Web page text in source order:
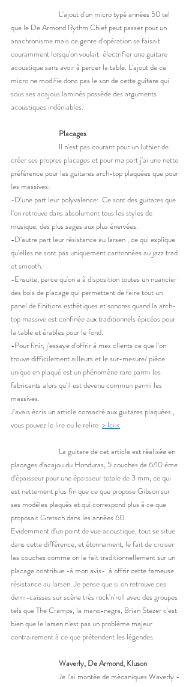
que le De Armond Rythm Chief peut passer pour un
anachronisme mais ce genre d'opération se faisait
couramment lorsqu'on voulait  électrifier une guitare
acoustique sans avoir à percer la table. L'ajout de ce
micro ne modifie donc pas le son de cette guitare qui
sous ses acajous laminés possède des arguments
acoustiques indéniables.
	Placages
créer ses propres placages et pour ma part j'ai une nette
préférence pour les guitares arch-top plaquées que pour
les massives:
-D'une part leur polyvalence:  Ce sont des guitares que
l'on retrouve dans absolument tous les styles de
musique, des plus sages aux plus énervées.
-D'autre part leur résistance au larsen , ce qui explique
qu'elles ne sont pas uniquement cantonnées au jazz trad
et smooth.
-Ensuite, parce qu'on a à disposition toutes un nuancier
des bois de placage qui permettent de faire tout un
panel de finitions esthétiques et sonores quand la arch-
top massive est confinée aux traditionnels épicéas pour
la table et érables pour le fond.
-Pour finir, j'essaye d'offrir à mes clients ce que l'on
trouve difficilement ailleurs et le sur-mesure/ pièce
unique en plaqué est un phénomène rare parmi les
fabricants alors qu'il est devenu commun parmi les
massives.
J'avais écris un article consacré aux guitares plaquées ,
vous pouvez le lire ou le relire > Ici <
placages d'acajou du Honduras, 5 couches de 6/10 ème
d'épaisseur pour une épaisseur totale de 3 mm, ce qui
est nettement plus fin que ce que propose Gibson sur
ses modèles plaqués et qui correspond plus à ce que
proposait Gretsch dans les années 60.
Evidemment d'un point de vue acoustique, tout se situe
dans cette différence, et étonnament, le fait de croiser
les couches comme on le fait traditionnellement sur un
placage contribue -à mon avis-  à offrir cette fameuse
résistance au larsen. Je pense que si on retrouve ces
demi-caisses sur scène très rock'n'roll avec des groupes
tels que The Cramps, la mano-negra, Brian Stezer c'est
bien que le larsen n'est pas un problème majeur
contrairement à ce que prétendent les légendes.
Waverly, De Armond, Kluson